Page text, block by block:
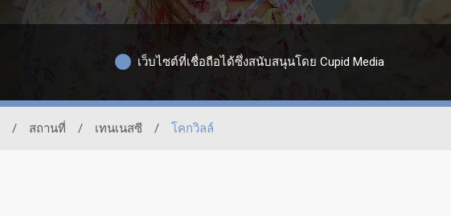
เว็บไซต์ที่เชื่อถือได้ซึ่งสนับสนุนโดย Cupid Media
/ สถานที่ / เทนเนสซี / โคกวิลล์